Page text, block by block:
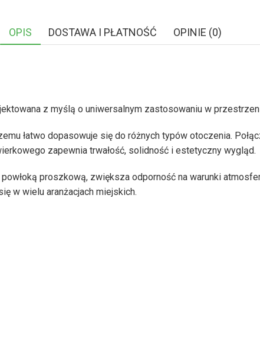
OPIS DOSTAWA I PŁATNOŚĆ OPINIE (0)
z myślą o uniwersalnym zastosowaniu w
łatwo dopasowuje się do różnych typów otoczenia.
zapewnia trwałość, solidność i estetyczny wygląd.
proszkową, zwiększa odporność na warunki
w wielu aranżacjach miejskich.